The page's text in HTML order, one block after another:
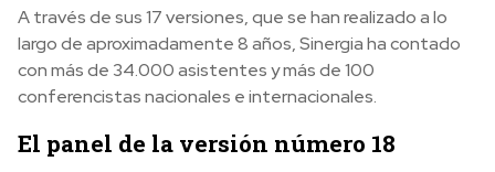
A través de sus 17 versiones, que se han realizado a lo
largo de aproximadamente 8 años, Sinergia ha contado
con más de 34.000 asistentes y más de 100
conferencistas nacionales e internacionales.
El panel de la versión número 18